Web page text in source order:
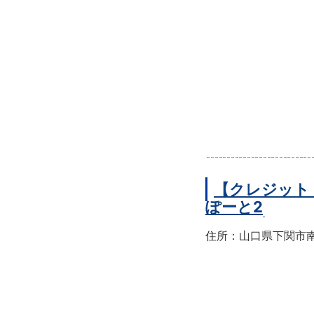
【クレジッ
ぽーと2
住所：山口県下関市